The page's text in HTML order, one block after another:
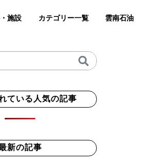
施設 カテゴリー一覧 雲南石油
ている人気の記事
新の記事